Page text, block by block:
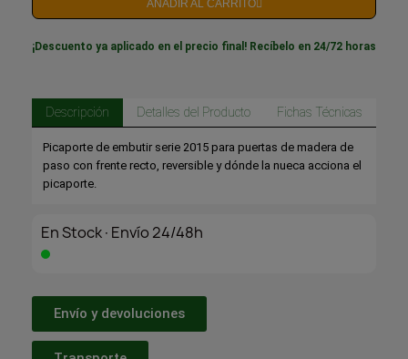
AÑADIR AL CARRITO
¡Descuento ya aplicado en el precio final! Recíbelo en 24/72 horas
Descripción Detalles del Producto Fichas Técnicas
Picaporte de embutir serie 2015 para puertas de madera de
paso con frente recto, reversible y dónde la nueca acciona el
picaporte.
En Stock·Envío 24/48h
Envío y devoluciones